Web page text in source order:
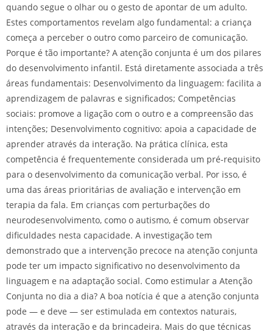
quando segue o olhar ou o gesto de apontar de um adulto.
Estes comportamentos revelam algo fundamental: a criança
começa a perceber o outro como parceiro de comunicação.
Porque é tão importante? A atenção conjunta é um dos pilares
do desenvolvimento infantil. Está diretamente associada a três
áreas fundamentais: Desenvolvimento da linguagem: facilita a
aprendizagem de palavras e significados; Competências
sociais: promove a ligação com o outro e a compreensão das
intenções; Desenvolvimento cognitivo: apoia a capacidade de
aprender através da interação. Na prática clínica, esta
competência é frequentemente considerada um pré-requisito
para o desenvolvimento da comunicação verbal. Por isso, é
uma das áreas prioritárias de avaliação e intervenção em
terapia da fala. Em crianças com perturbações do
neurodesenvolvimento, como o autismo, é comum observar
dificuldades nesta capacidade. A investigação tem
demonstrado que a intervenção precoce na atenção conjunta
pode ter um impacto significativo no desenvolvimento da
linguagem e na adaptação social. Como estimular a Atenção
Conjunta no dia a dia? A boa notícia é que a atenção conjunta
pode — e deve — ser estimulada em contextos naturais,
através da interação e da brincadeira. Mais do que técnicas